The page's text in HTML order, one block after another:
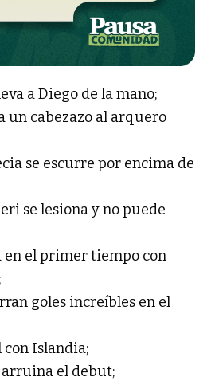
a Diego de la mano;
un cabezazo al arquero
se escurre por encima de
se lesiona y no puede
en el primer tiempo con
goles increíbles en el
con Islandia;
el debut;